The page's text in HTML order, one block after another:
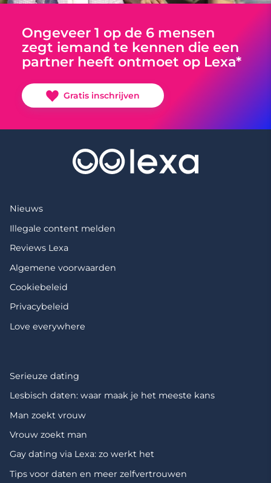
Ongeveer 1 op de 6 mensen
zegt iemand te kennen die een
partner heeft ontmoet op Lexa*
Gratis inschrijven
Nieuws
Illegale content melden
Reviews Lexa
Algemene voorwaarden
Cookiebeleid
Privacybeleid
Love everywhere
Serieuze dating
Lesbisch daten: waar maak je het meeste kans
Man zoekt vrouw
Vrouw zoekt man
Gay dating via Lexa: zo werkt het
Tips voor daten en meer zelfvertrouwen